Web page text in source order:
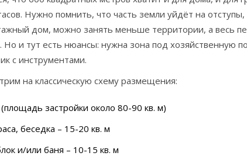
Нужно помнить, что часть земли уйдёт на
дом, можно занять меньше территории, а весь
Но и тут есть нюансы: нужна зона под хозяйственную
с инструментами.
на классическую схему размещения:
застройки около 80-90 кв. м)
беседка – 15-20 кв. м
и/или баня – 10-15 кв. м